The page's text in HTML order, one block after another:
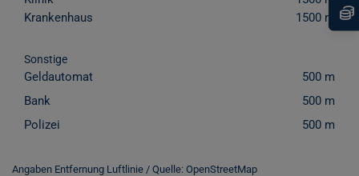
Krankenhaus
1500 m
Sonstige
Geldautomat
500 m
Bank
500 m
Polizei
500 m
Angaben Entfernung Luftlinie / Quelle: OpenStreetMap